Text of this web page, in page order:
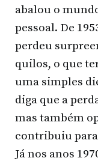
abalou o
pessoal. De
perdeu
quilos, o que
uma simples
diga que a
mas também
contribuiu
Já nos anos